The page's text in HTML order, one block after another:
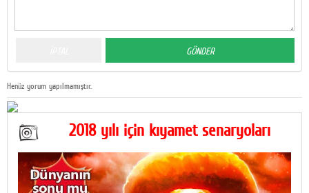
Henüz yorum yapılmamıştır.
2018 yılı için kıyamet senaryoları